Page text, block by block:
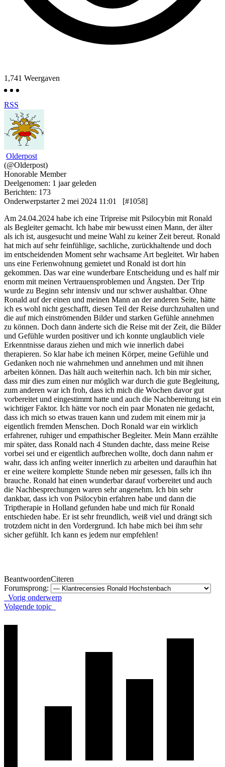
1,741 Weergaven
RSS
Olderpost
(@Olderpost)
Honorable Member
Deelgenomen: 1 jaar geleden
Berichten: 173
Onderwerpstarter 2 mei 2024 11:01
[#1058]
Am 24.04.2024 habe ich eine Tripreise mit Psilocybin mit Ronald
als Begleiter gemacht. Ich habe mir bewusst einen Mann, der älter
als ich ist, ausgesucht und meine Wahl zu keiner Zeit bereut. Ronald
hat mich auf sehr feinfühlige, sachliche, zurückhaltende und doch
im entscheidenden Moment sehr wachsame Art begleitet. Wir haben
uns eine Ferienwohnung gemietet und Ronald ist dort hin
gekommen. Das war eine wunderbare Entscheidung und es half mir
enorm mit meinen Vertrauensproblemen und Ängsten. Der Trip
wurde zu Beginn sehr intensiv und nur schwer aushaltbar. Ohne
Ronald auf der einen und meinen Mann an der anderen Seite, hätte
ich es wohl nicht geschafft, diesen Teil der Reise durchzuhalten und
die auf mich einströmenden Bilder und starken Gefühle annehmen
zu können. Doch dann änderte sich die Reise mit der Zeit, die Bilder
und Gefühle wurden positiver und ich konnte unglaublich viele
Erkenntnisse daraus ziehen und mich wie innerlich dabei
therapieren. So klar habe ich meinen Körper, meine Gefühle und
Gedanken noch nie wahrnehmen und annehmen und mit ihnen
arbeiten können. Das hält auch weiterhin nach. Ich bin mir sicher,
dass mir dies zum einen nur möglich war durch die gute Begleitung,
zum anderen war ich froh, dass ich mich die Wochen davor gut
vorbereitet und eingestimmt hatte und auch die Nachbereitung ist ein
wichtiger Faktor. Ich hätte vor noch ein paar Monaten nie gedacht,
dass ich mich so etwas trauen kann und zudem mit einem mir ja
eigentlich fremden Menschen. Doch Ronald war ein wirklich
erfahrener, ruhiger und empathischer Begleiter. Mein Mann erzählte
mir später, dass Ronald nach 4 Stunden dachte, dass meine Reise
vorbei sei und er eigentlich aufbrechen wollte, doch dann nahm er
wahr, dass ich anfing weiter innerlich zu arbeiten und daraufhin hat
er eine weitere komplette Stunde neben mir gesessen, falls ich ihn
brauche. Ronald hat einen wunderbar darauf vorbereitet und auch
die Nachbesprechungen waren sehr angenehm. Ich bin sehr
dankbar, dass ich von Psilocybin erfahren habe und dann die
Triptherapie in Holland gefunden habe und mich für Ronald
entschieden habe. Er ist sehr freundlich, weiß viel und drängt sich
trotzdem nicht in den Vordergrund. Ich habe mich bei ihm sehr
sicher gefühlt. Ich kann es jedem nur empfehlen!
BeantwoordenCiteren
Forumsprong:
Vorig onderwerp
Volgende topic